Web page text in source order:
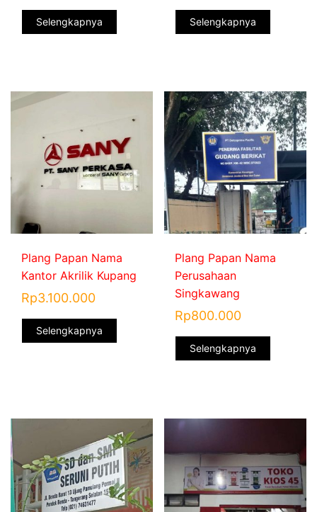
Selengkapnya Selengkapnya
Plang Papan Nama
Kantor Akrilik Kupang
Rp3.100.000
Selengkapnya
Plang Papan Nama
Perusahaan
Singkawang
Rp800.000
Selengkapnya